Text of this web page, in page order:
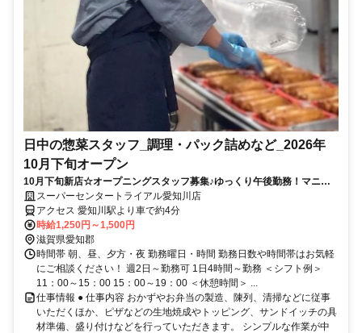
日中の惣菜スタッフ_調理・パック詰めなど_2026年
10月下旬オープン
10月下旬新店☆オープニングスタッフ募集♪ゆっくり午後勤務！マニュ
アルで安心♪未経験者◎
スーパーセンタートライアル愛知川店
アクセス 愛知川駅より車で約4分
時給1,250円～1,500円
滋賀県愛知郡
時間帯 朝、昼、夕方・夜 勤務曜日・時間 勤務日数や時間帯はお気軽
にご相談ください！ 週2日～勤務可 1日4時間～勤務 ＜シフト例＞
11：00～15：00 15：00～19：00 ＜休憩時間＞ ...
仕事情報 ● 仕事内容 おかずやお弁当の製造、陳列、清掃などに従事
いただくほか、ピザなどの生地焼成やトッピング、サンドイッチの具
材準備、盛り付けなどを行っていただきます。 シンプルな作業が中